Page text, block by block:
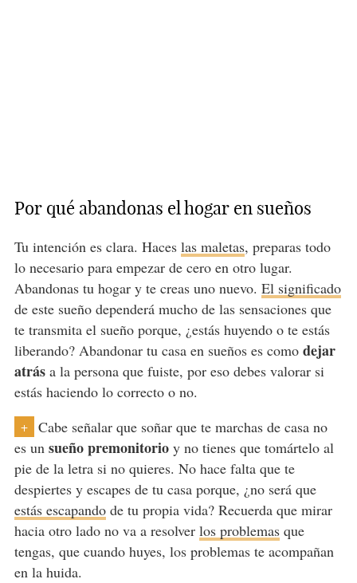
Por qué abandonas el hogar en sueños
Tu intención es clara. Haces las maletas, preparas todo
lo necesario para empezar de cero en otro lugar.
Abandonas tu hogar y te creas uno nuevo. El significado
de este sueño dependerá mucho de las sensaciones que
te transmita el sueño porque, ¿estás huyendo o te estás
liberando? Abandonar tu casa en sueños es como dejar
atrása la persona que fuiste, por eso debes valorar si
estás haciendo lo correcto o no.
+
Cabe señalar que soñar que te marchas de casa no
es un sueño premonitorioy no tienes que tomártelo al
pie de la letra si no quieres. No hace falta que te
despiertes y escapes de tu casa porque, ¿no será que
estás escapandode tu propia vida? Recuerda que mirar
hacia otro lado no va a resolver los problemasque
tengas, que cuando huyes, los problemas te acompañan
en la huida.